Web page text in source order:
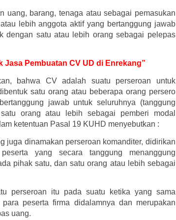
uang, barang, tenaga atau sebagai pemasukan
lebih anggota aktif yang bertanggung jawab
dengan satu atau lebih orang sebagai pelepas
Pembuatan CV UD di Enrekang”
bahwa CV adalah suatu perseroan untuk
satu orang atau beberapa orang persero
jawab untuk seluruhnya (tanggung
orang atau lebih sebagai pemberi modal
ketentuan Pasal 19 KUHD menyebutkan :
juga dinamakan perseroan komanditer, didirikan
yang secara tanggung menanggung
pihak satu, dan satu orang atau lebih sebagai
perseroan itu pada suatu ketika yang sama
peserta firma didalamnya dan merupakan
uang.